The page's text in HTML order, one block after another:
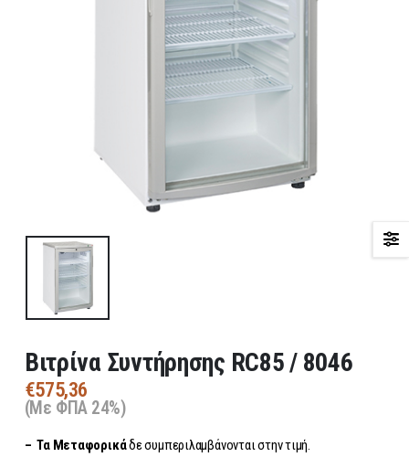
Βιτρίνα Συντήρησης RC85 / 8046
€575,36
(Με ΦΠΑ 24%)
– Τα Μεταφορικάδε συμπεριλαμβάνονται στην τιμή.